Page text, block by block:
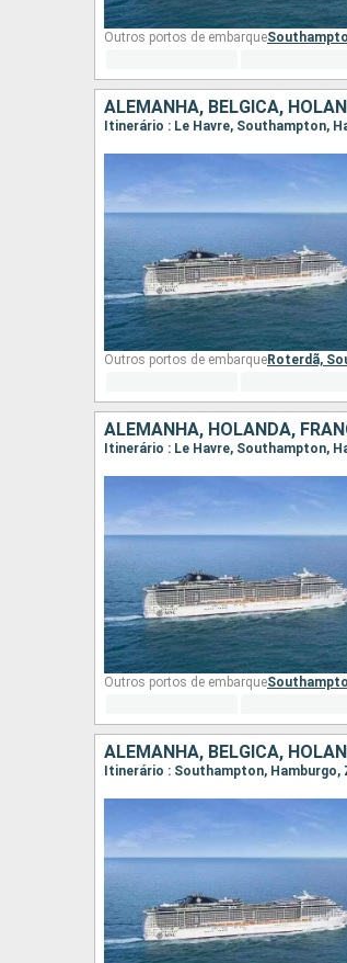
Outros portos de embarque
ALEMANHA, BÉLGICA,
Itinerário : Le Havre, Southampton,
Outros portos de embarqueRoterdã,
ALEMANHA, HOLANDA,
Itinerário : Le Havre, Southampton,
Outros portos de embarque
ALEMANHA, BÉLGICA,
Itinerário : Southampton,